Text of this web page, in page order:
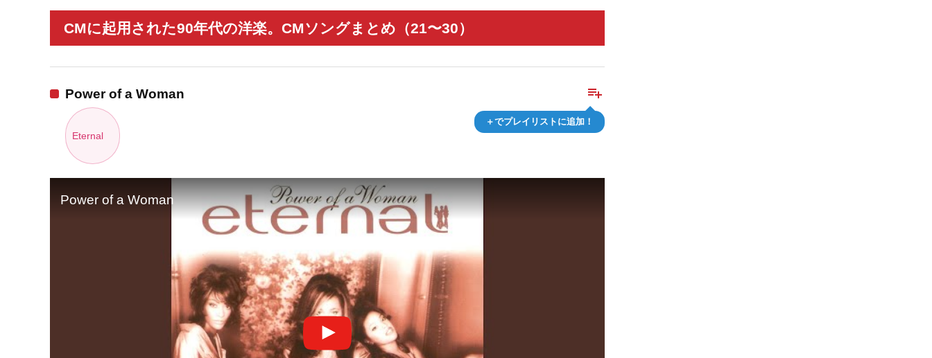
CMに起用された90年代の洋楽。CMソングまとめ（21〜30）
playlist_add
＋でプレイリストに追加！
Power of a Woman
Eternal
Power of a Woman